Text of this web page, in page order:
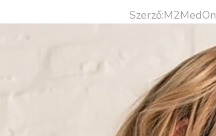
Szerző:M2Med